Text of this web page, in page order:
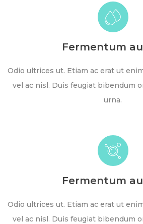
Fermentum
Odio ultrices ut. Etiam ac erat ut
vel ac nisl. Duis feugiat bibendum
urna.
Fermentum
Odio ultrices ut. Etiam ac erat ut
vel ac nisl. Duis feugiat bibendum